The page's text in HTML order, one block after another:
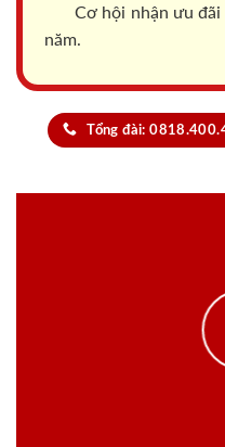
Cơ hội nhận ưu đãi
năm.
Tổng đài: